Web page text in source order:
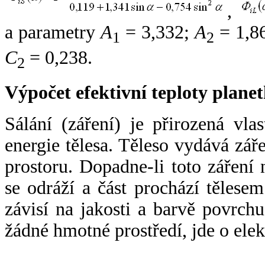
,
a parametryA1 = 3,332;A2 =
C2 = 0,238.
Výpočet efektivní teploty
Sálání (záření) je přirozená
energie tělesa. Těleso vydává
prostoru. Dopadne-li toto záření
se odráží a část prochází
závisí na jakosti a barvě
žádné hmotné prostředí, jde o